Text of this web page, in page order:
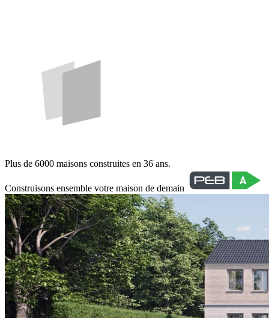
Plus de 6000 maisons construites en 36 ans.
Construisons ensemble votre maison de demain